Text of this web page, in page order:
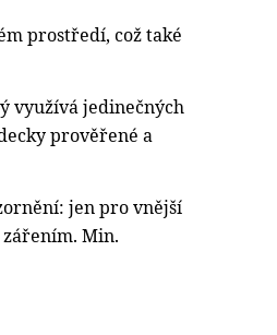
prostředí, což také
využívá jedinečných
prověřené a
jen pro vnější
Min.